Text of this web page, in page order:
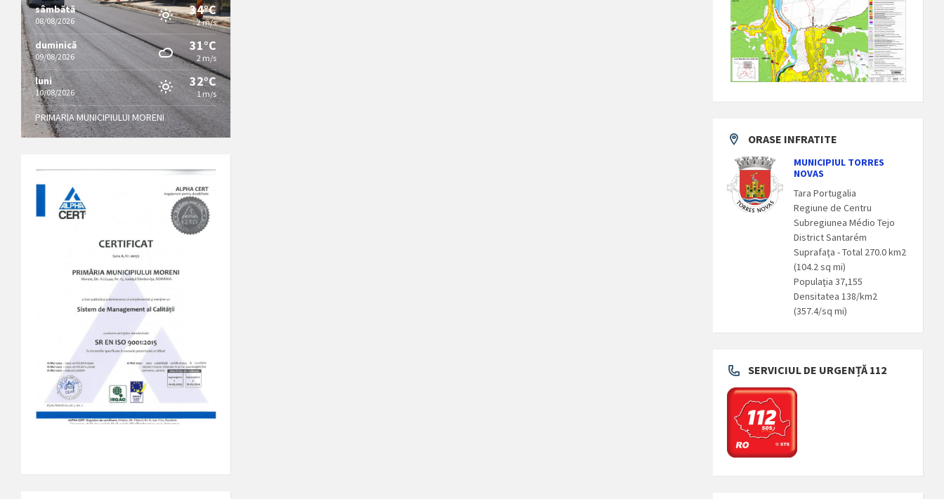
sâmbătă
08/08/2026
34°C
2 m/s
duminică
09/08/2026
31°C
2 m/s
luni
10/08/2026
32°C
1 m/s
PRIMARIA MUNICIPIULUI MORENI
ORASE INFRATITE
MUNICIPIUL TORRES
NOVAS
Tara Portugalia
Regiune de Centru
Subregiunea Médio Tejo
District Santarém
Suprafaţa - Total 270.0 km2
(104.2 sq mi)
Populaţia 37,155
Densitatea 138/km2
(357.4/sq mi)
SERVICIUL DE URGENȚĂ 112